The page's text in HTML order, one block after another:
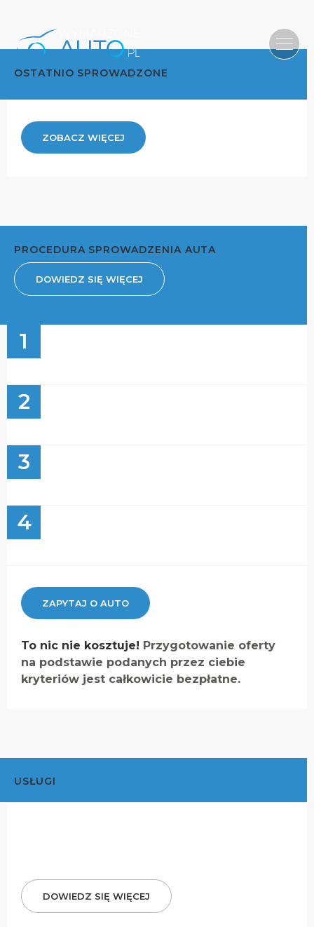
OSTATNIO SPROWADZONE
ZOBACZ WIĘCEJ
PROCEDURA SPROWADZENIA AUTA
DOWIEDZ SIĘ WIĘCEJ
1
2
3
4
ZAPYTAJ O AUTO
To nic nie kosztuje! Przygotowanie oferty
na podstawie podanych przez ciebie
kryteriów jest całkowicie bezpłatne.
USŁUGI
DOWIEDZ SIĘ WIĘCEJ